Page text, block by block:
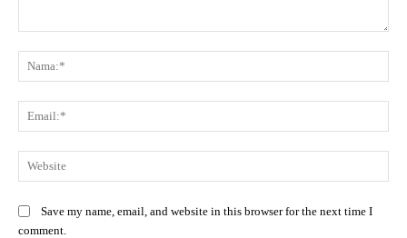
Save my name, email, and website in this browser for the next time I
comment.